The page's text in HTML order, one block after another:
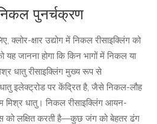
निकल पुनर्चक्रण
क्लोर-क्षार उद्योग में निकल रीसाइक्लिंग को
जानना होगा कि किन भागों में निकल या
धातु रीसाइक्लिंग मुख्य रूप से
इलेक्ट्रोड पर केंद्रित है, जैसे निकल-लौह
मिश्र धातु। निकल रीसाइक्लिंग आयन-
को लक्षित करती है—कुछ जंग को बेहतर ढंग